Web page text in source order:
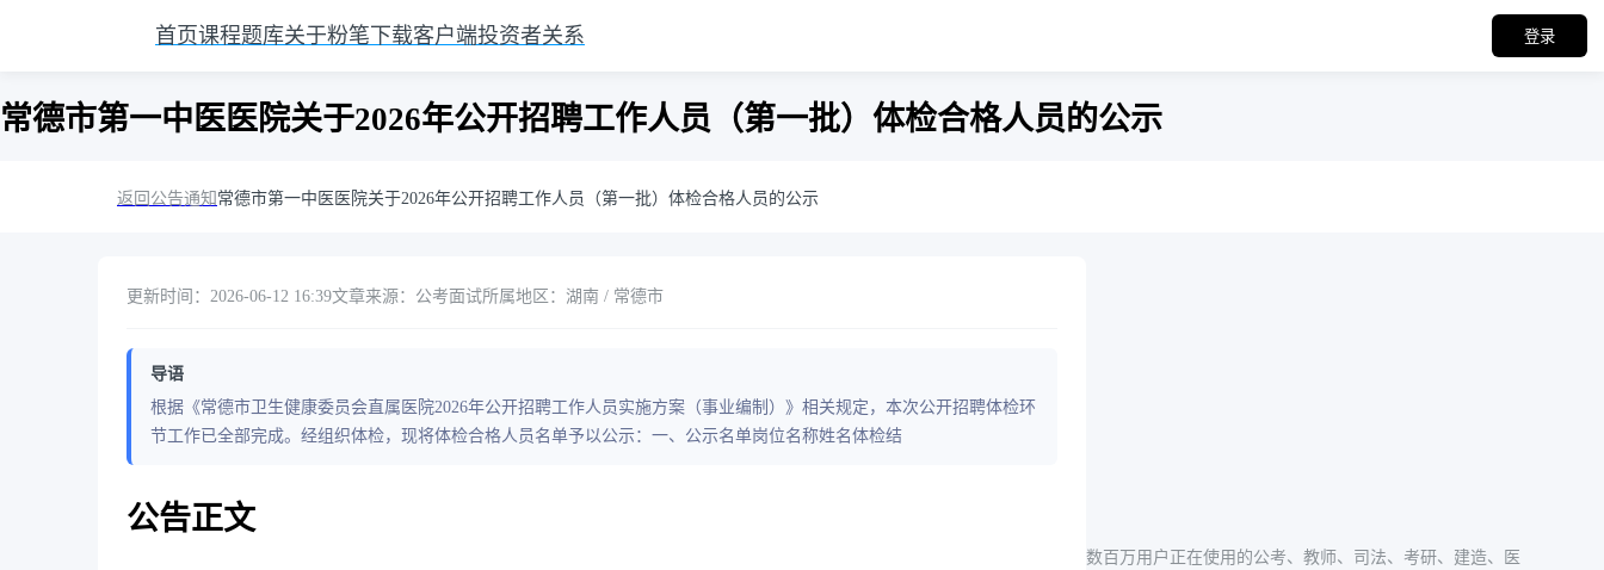
首页课程题库关于粉笔 下载客户端投资者关系 登录
常德市第一中医医院关于2026年公开招聘工作人员（第一批）体检合格人员的公示
返回公告通知 常德市第一中医医院关于2026年公开招聘工作人员（第一批）体检合格人员的公示
更新时间：2026-06-12 16:39文章来源：公考面试所属地区：湖南 / 常德市
导语
根据《常德市卫生健康委员会直属医院2026年公开招聘工作人员实施方案（事业编制）》相关规定，本次公开招聘体检环
节工作已全部完成。经组织体检，现将体检合格人员名单予以公示：一、公示名单岗位名称姓名体检结
公告正文
数百万用户正在使用的公考、教师、司法、考研、建造、医